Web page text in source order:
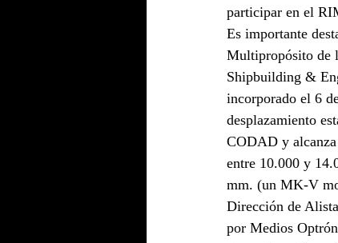
participar en el
Es importante
Multipropósito de
Shipbuilding &
incorporado el 6
desplazamiento
CODAD y
entre 10.000 y
mm. (un MK-V
Dirección de
por Medios